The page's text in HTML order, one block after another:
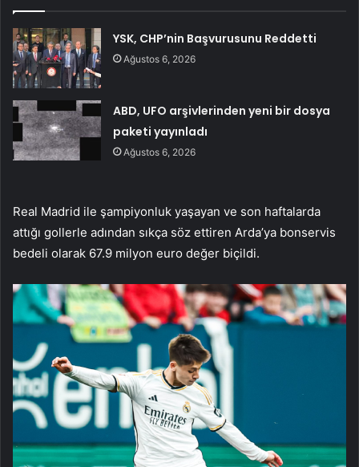
YSK, CHP’nin Başvurusunu Reddetti
Ağustos 6, 2026
ABD, UFO arşivlerinden yeni bir dosya
paketi yayınladı
Ağustos 6, 2026
Real Madrid ile şampiyonluk yaşayan ve son haftalarda
attığı gollerle adından sıkça söz ettiren Arda’ya bonservis
bedeli olarak 67.9 milyon euro değer biçildi.